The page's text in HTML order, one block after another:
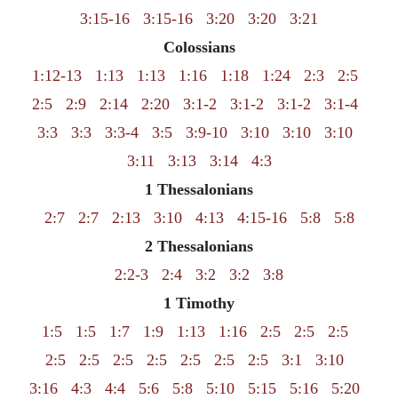
3:15-16
3:15-16 3:20 3:20
3:21
Colossians
1:12-13
1:13 1:13 1:16 1:18 1:24 2:3
2:5
2:5
2:9 2:14 2:20 3:1-2 3:1-2 3:1-2
3:1-4
3:3
3:3 3:3-4 3:5 3:9-10 3:10 3:10
3:10
3:11
3:13 3:14
4:3
1 Thessalonians
2:7
2:7 2:13 3:10 4:13 4:15-16 5:8
5:8
2 Thessalonians
2:2-3
2:4 3:2 3:2
3:8
1 Timothy
1:5
1:5 1:7 1:9 1:13 1:16 2:5 2:5
2:5
2:5
2:5 2:5 2:5 2:5 2:5 2:5 3:1
3:10
3:16
4:3 4:4 5:6 5:8 5:10 5:15 5:16
5:20